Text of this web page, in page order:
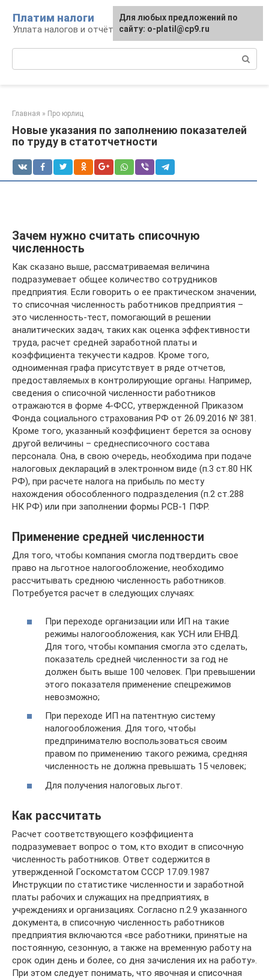
контенту
Платим налоги
Уплата налогов и отчётность
Главная » Про юрлиц
Новые указания по заполнению показателей
по труду в статотчетности
Зачем нужно считать списочную
численность
Как сказано выше, рассматриваемая величина
подразумевает общее количество сотрудников
предприятия. Если говорить о ее практическом значении,
то списочная численность работников предприятия –
это численность-тест, помогающий в решении
аналитических задач, таких как оценка эффективности
труда, расчет средней заработной платы и
коэффициента текучести кадров. Кроме того,
одноименная графа присутствует в ряде отчетов,
предоставляемых в контролирующие органы. Например,
сведения о списочной численности работников
отражаются в форме 4-ФСС, утвержденной Приказом
Фонда социального страхования РФ от 26.09.2016 № 381.
Кроме того, указанный коэффициент берется за основу
другой величины – среднесписочного состава
персонала. Она, в свою очередь, необходима при подаче
налоговых деклараций в электронном виде (п.3 ст.80 НК
РФ), при расчете налога на прибыль по месту
нахождения обособленного подразделения (п.2 ст.288
НК РФ) или при заполнении формы РСВ-1 ПФР.
Применение средней численности
Для того, чтобы компания смогла подтвердить свое
право на льготное налогообложение, необходимо
рассчитывать среднюю численность работников.
Потребуется расчет в следующих случаях:
При переходе организации или ИП на такие
режимы налогообложения, как УСН или ЕНВД.
Для того, чтобы компания смогла это сделать,
показатель средней численности за год не
должен быть выше 100 человек. При превышении
этого показателя применение спецрежимов
невозможно;
При переходе ИП на патентную систему
налогообложения. Для того, чтобы
предпринимателю воспользоваться своим
правом по применению такого режима, средняя
численность не должна превышать 15 человек;
Для получения налоговых льгот.
Как рассчитать
Расчет соответствующего коэффициента
подразумевает вопрос о том, кто входит в списочную
численность работников. Ответ содержится в
утвержденной Госкомстатом СССР 17.09.1987
Инструкции по статистике численности и заработной
платы рабочих и служащих на предприятиях, в
учреждениях и организациях. Согласно п.2.9 указанного
документа, в списочную численность работников
предприятия включаются «все работники, принятые на
постоянную, сезонную, а также на временную работу на
срок один день и более, со дня зачисления их на работу».
При этом следует понимать, что явочная и списочная
Для любых предложений по
сайту: o-platil@cp9.ru